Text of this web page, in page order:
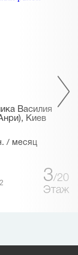
Василия
Киев
/ месяц
2 3 20
Этаж